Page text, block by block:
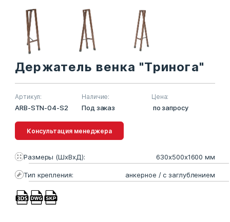
Держатель венка "Тринога"
Артикул:
ARB-STN-04-S2
Наличие:
Под заказ
Цена:
по запросу
Консультация менеджера
Размеры (ШхВхД): 630х500х1600 мм
Тип крепления: анкерное / с заглублением